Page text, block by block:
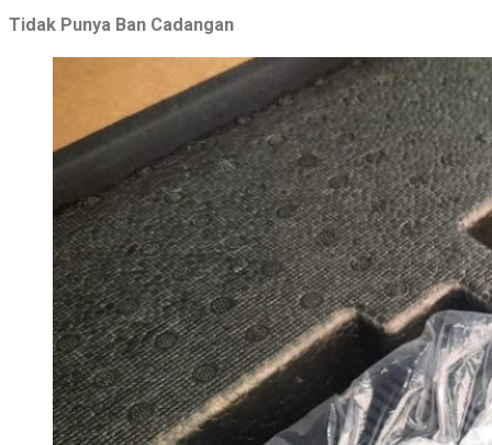
Tidak Punya Ban Cadangan